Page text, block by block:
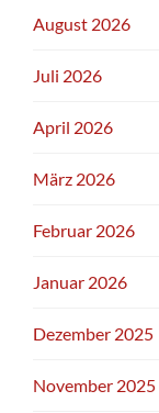
August 2026
Juli 2026
April 2026
März 2026
Februar 2026
Januar 2026
Dezember 2025
November 2025